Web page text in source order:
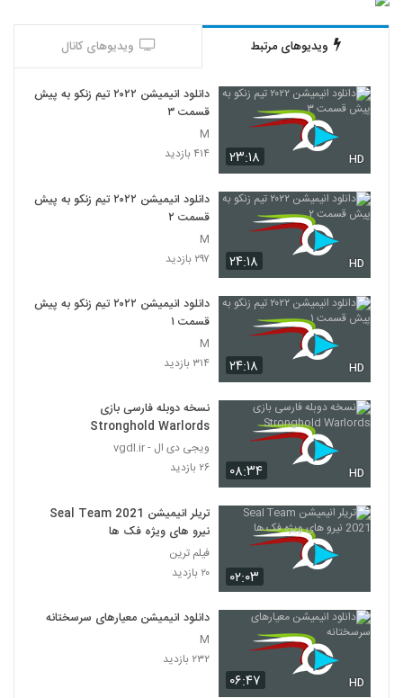
ویدیوهای مرتبط ویدیوهای کانال
۲۳:۱۸ HD
دانلود انیمیشن ۲۰۲۲ تیم زنکو به پیش
قسمت ۳
M
۴۱۴ بازدید
۲۴:۱۸ HD
دانلود انیمیشن ۲۰۲۲ تیم زنکو به پیش
قسمت ۲
M
۲۹۷ بازدید
۲۴:۱۸ HD
دانلود انیمیشن ۲۰۲۲ تیم زنکو به پیش
قسمت ۱
M
۳۱۴ بازدید
۰۸:۳۴ HD
نسخه دوبله فارسی بازی
Stronghold Warlords
ویجی دی ال - vgdl.ir
۲۶ بازدید
۰۲:۰۳
تریلر انیمیشن Seal Team 2021
نیرو های ویژه فک ها
فیلم ترین
۲۰ بازدید
۰۶:۴۷ HD
دانلود انیمیشن معیارهای سرسختانه
M
۲۳۲ بازدید